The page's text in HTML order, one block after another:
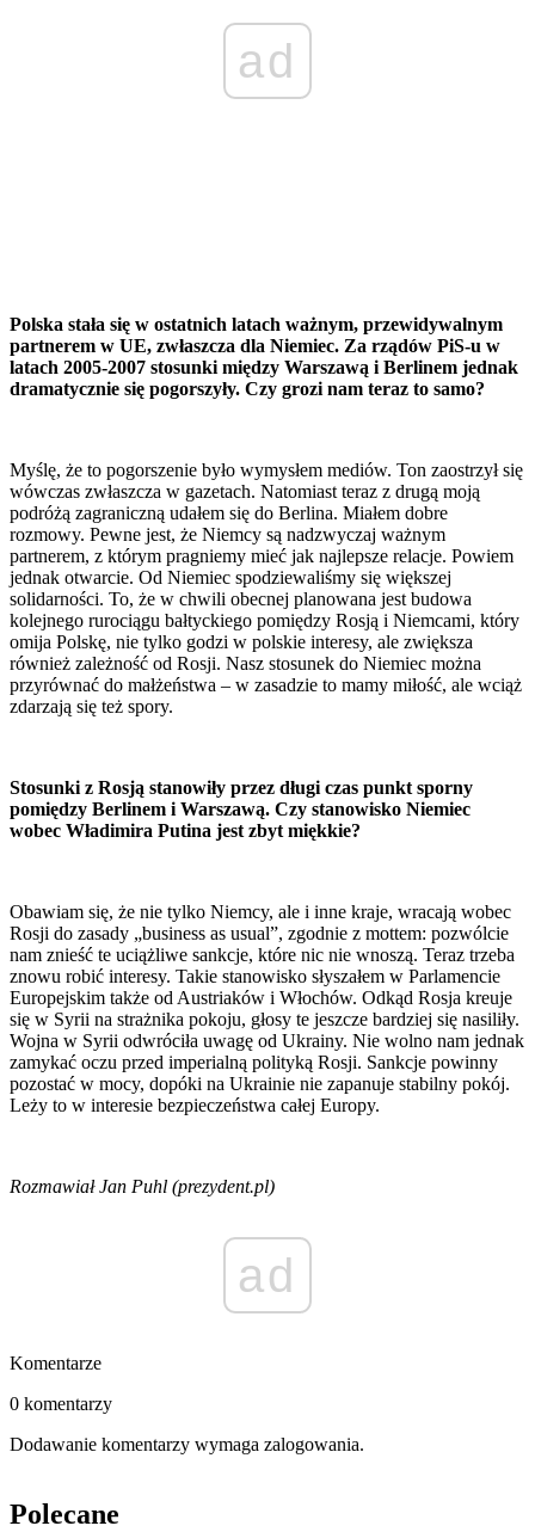
ad
Polska stała się w ostatnich latach ważnym, przewidywalnym
partnerem w UE, zwłaszcza dla Niemiec. Za rządów PiS-u w
latach 2005-2007 stosunki między Warszawą i Berlinem jednak
dramatycznie się pogorszyły. Czy grozi nam teraz to samo?
Myślę, że to pogorszenie było wymysłem mediów. Ton zaostrzył się
wówczas zwłaszcza w gazetach. Natomiast teraz z drugą moją
podróżą zagraniczną udałem się do Berlina. Miałem dobre
rozmowy. Pewne jest, że Niemcy są nadzwyczaj ważnym
partnerem, z którym pragniemy mieć jak najlepsze relacje. Powiem
jednak otwarcie. Od Niemiec spodziewaliśmy się większej
solidarności. To, że w chwili obecnej planowana jest budowa
kolejnego rurociągu bałtyckiego pomiędzy Rosją i Niemcami, który
omija Polskę, nie tylko godzi w polskie interesy, ale zwiększa
również zależność od Rosji. Nasz stosunek do Niemiec można
przyrównać do małżeństwa – w zasadzie to mamy miłość, ale wciąż
zdarzają się też spory.
Stosunki z Rosją stanowiły przez długi czas punkt sporny
pomiędzy Berlinem i Warszawą. Czy stanowisko Niemiec
wobec Władimira Putina jest zbyt miękkie?
Obawiam się, że nie tylko Niemcy, ale i inne kraje, wracają wobec
Rosji do zasady „business as usual”, zgodnie z mottem: pozwólcie
nam znieść te uciążliwe sankcje, które nic nie wnoszą. Teraz trzeba
znowu robić interesy. Takie stanowisko słyszałem w Parlamencie
Europejskim także od Austriaków i Włochów. Odkąd Rosja kreuje
się w Syrii na strażnika pokoju, głosy te jeszcze bardziej się nasiliły.
Wojna w Syrii odwróciła uwagę od Ukrainy. Nie wolno nam jednak
zamykać oczu przed imperialną polityką Rosji. Sankcje powinny
pozostać w mocy, dopóki na Ukrainie nie zapanuje stabilny pokój.
Leży to w interesie bezpieczeństwa całej Europy.
Rozmawiał Jan Puhl (prezydent.pl)
ad
Komentarze
0 komentarzy
Dodawanie komentarzy wymaga zalogowania.
Polecane